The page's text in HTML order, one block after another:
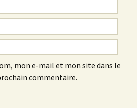
mon e-mail et mon site dans le
commentaire.